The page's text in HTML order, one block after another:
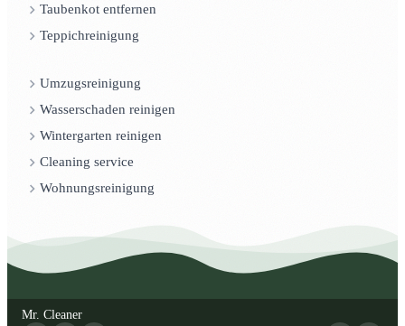
Taubenkot entfernen
Teppichreinigung
Umzugsreinigung
Wasserschaden reinigen
Wintergarten reinigen
Cleaning service
Wohnungsreinigung
Mr. Cleaner